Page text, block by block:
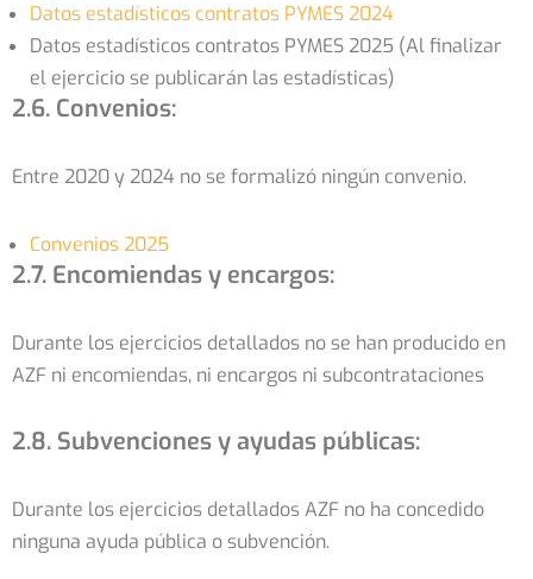
Datos estadísticos contratos PYMES 2024
Datos estadísticos contratos PYMES 2025 (Al finalizar
el ejercicio se publicarán las estadísticas)
2.6. Convenios:
Entre 2020 y 2024 no se formalizó ningún convenio.
Convenios 2025
2.7. Encomiendas y encargos:
Durante los ejercicios detallados no se han producido en
AZF ni encomiendas, ni encargos ni subcontrataciones
2.8. Subvenciones y ayudas públicas:
Durante los ejercicios detallados AZF no ha concedido
ninguna ayuda pública o subvención.